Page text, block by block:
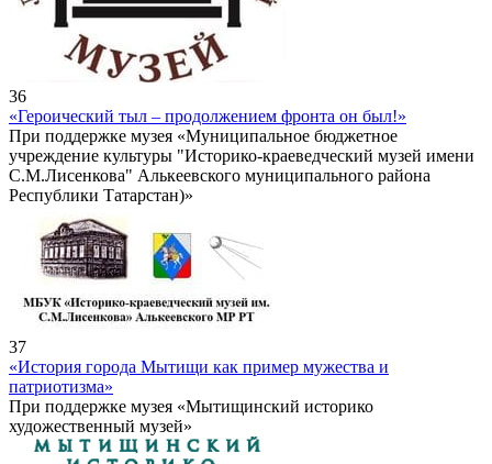
36
«Героический тыл – продолжением фронта он был!»
При поддержке музея «Муниципальное бюджетное
учреждение культуры "Историко-краеведческий музей имени
С.М.Лисенкова" Алькеевского муниципального района
Республики Татарстан)»
37
«История города Мытищи как пример мужества и
патриотизма»
При поддержке музея «Мытищинский историко
художественный музей»